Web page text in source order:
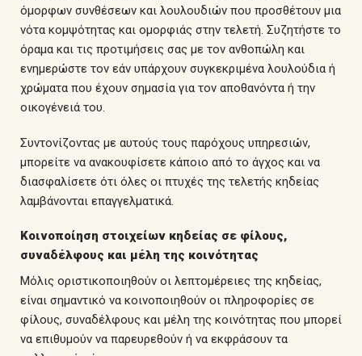
όμορφων συνθέσεων και λουλουδιών που προσθέτουν μια
νότα κομψότητας και ομορφιάς στην τελετή. Συζητήστε το
όραμα και τις προτιμήσεις σας με τον ανθοπώλη και
ενημερώστε τον εάν υπάρχουν συγκεκριμένα λουλούδια ή
χρώματα που έχουν σημασία για τον αποθανόντα ή την
οικογένειά του.
Συντονίζοντας με αυτούς τους παρόχους υπηρεσιών,
μπορείτε να ανακουφίσετε κάποιο από το άγχος και να
διασφαλίσετε ότι όλες οι πτυχές της τελετής κηδείας
λαμβάνονται επαγγελματικά.
Κοινοποίηση στοιχείων κηδείας σε φίλους,
συναδέλφους και μέλη της κοινότητας
Μόλις οριστικοποιηθούν οι λεπτομέρειες της κηδείας,
είναι σημαντικό να κοινοποιηθούν οι πληροφορίες σε
φίλους, συναδέλφους και μέλη της κοινότητας που μπορεί
να επιθυμούν να παρευρεθούν ή να εκφράσουν τα